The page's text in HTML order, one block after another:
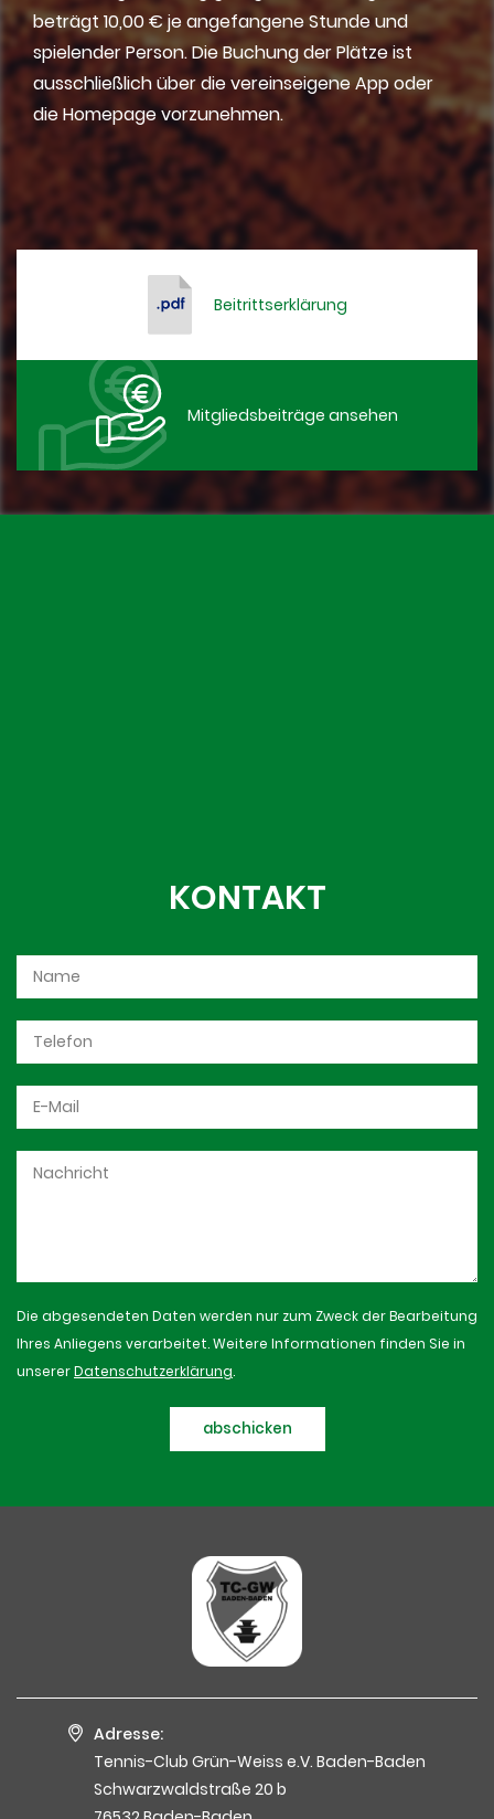
beträgt 10,00 € je angefangene Stunde und
spielender Person. Die Buchung der Plätze ist
ausschließlich über die vereinseigene App oder
die Homepage vorzunehmen.
Beitrittserklärung
Mitgliedsbeiträge ansehen
KONTAKT
Die abgesendeten Daten werden nur zum Zweck der Bearbeitung
Ihres Anliegens verarbeitet. Weitere Informationen finden Sie in
unsererDatenschutzerklärung.
abschicken
Adresse:
Tennis-Club Grün-Weiss e.V. Baden-Baden
Schwarzwaldstraße 20 b